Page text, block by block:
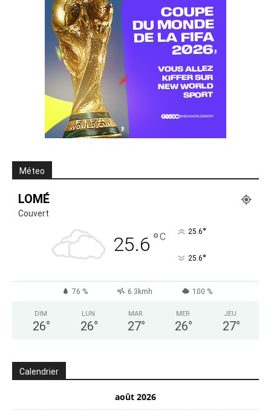
Méteo
LOMÉ
Couvert
25.6 °C 25.6°
25.6°
76 % 6.3kmh 100 %
DIM
26°
LUN
26°
MAR
27°
MER
26°
JEU
27°
Calendrier
août 2026